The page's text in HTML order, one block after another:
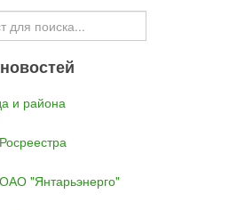
и района
"Янтарьэнерго"